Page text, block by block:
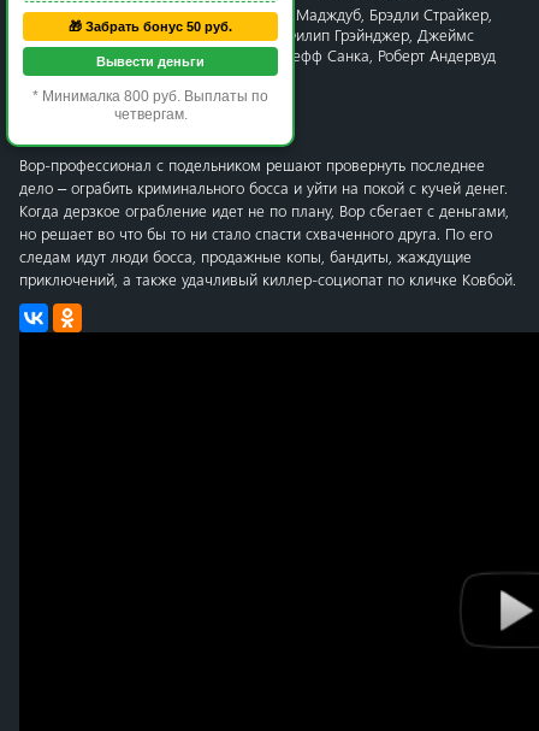
Актёры
Лу Даймонд Филлипс,Ли Мадждуб Брэдли Страйкер
Alisha Ahamed,Фэй Рен , Филип Грэйнджер Джеймс
Клэйтон,Саймон Чин Джефф Санка Роберт Андервуд
Время
1 час 30 минут
Премьера
15 ноября 2024 в мире
19 декабря 2024 в России
Вор-профессионал с подельником решают провернуть последнее
дело – ограбить криминального босса и уйти на покой с кучей денег.
Когда дерзкое ограбление идет не по плану, Вор сбегает с деньгами,
но решает во что бы то ни стало спасти схваченного друга. По его
следам идут люди босса, продажные копы, бандиты, жаждущие
приключений, а также удачливый киллер-социопат по кличке Ковбой.
🎁 Забрать бонус 50 руб.
Вывести деньги
* Минималка 800 руб. Выплаты по
четвергам.